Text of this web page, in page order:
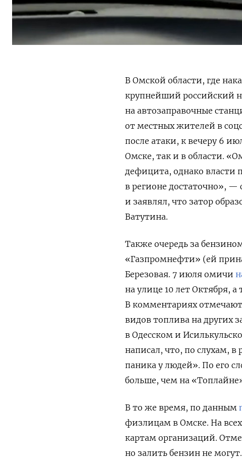
В Омской области, где
крупнейший российский
на автозаправочные
от местных жителей в
после атаки, к вечеру 6
Омске, так и в области.
дефицита, однако власти
в регионе достаточно», —
и заявлял, что затор
Ватутина.
Также очередь за
«Газпромнефти» (ей
Березовая. 7 июля омичи
на улице 10 лет Октября,
В комментариях
видов топлива на других
в Одесском и
написал, что, по слухам,
паника у людей». По его
больше, чем на
В то же время, по данным
физлицам в Омске. На
картам организаций.
но залить бензин не